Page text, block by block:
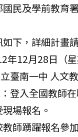
民及學前教育
下，詳細計畫
年12月28日（
臺南一中 人文
登入全國教師
場報名。
師踴躍報名參